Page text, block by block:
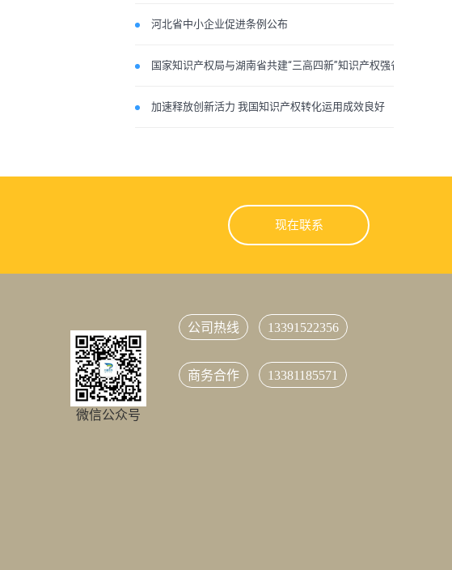
河北省中小企业促进条例公布
国家知识产权局与湖南省共建“三高四新”知识产权强省
加速释放创新活力 我国知识产权转化运用成效良好
现在联系
微信公众号
公司热线 13391522356
商务合作 13381185571